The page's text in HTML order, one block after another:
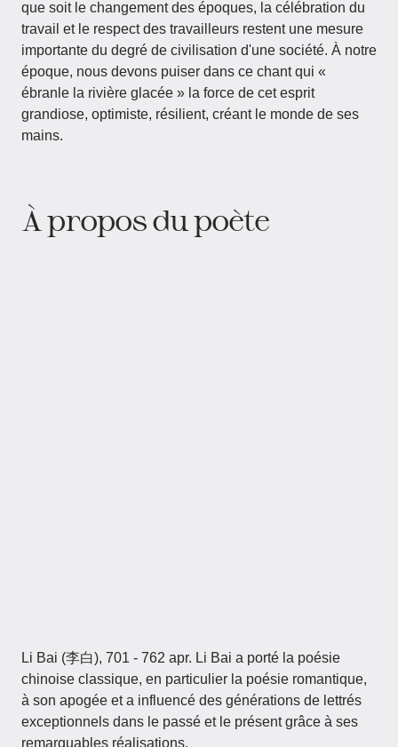
que soit le changement des époques, la célébration du
travail et le respect des travailleurs restent une mesure
importante du degré de civilisation d'une société. À notre
époque, nous devons puiser dans ce chant qui «
ébranle la rivière glacée » la force de cet esprit
grandiose, optimiste, résilient, créant le monde de ses
mains.
À propos du poète
Li Bai (李白), 701 - 762 apr. Li Bai a porté la poésie
chinoise classique, en particulier la poésie romantique,
à son apogée et a influencé des générations de lettrés
exceptionnels dans le passé et le présent grâce à ses
remarquables réalisations.